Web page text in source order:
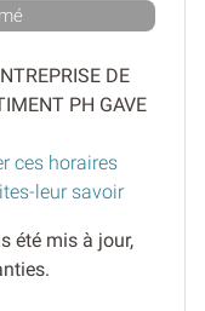
DE
PH GAVE
ces horaires
leur savoir
été mis à jour,